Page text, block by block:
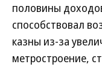
половины
способствовал
казны из-за
метростроение,